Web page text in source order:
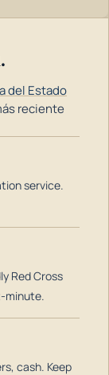
del Estado
reciente
service.
Red Cross
minute.
cash. Keep